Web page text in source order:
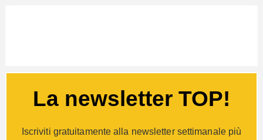
La newsletter TOP!
Iscriviti gratuitamente alla newsletter settimanale più